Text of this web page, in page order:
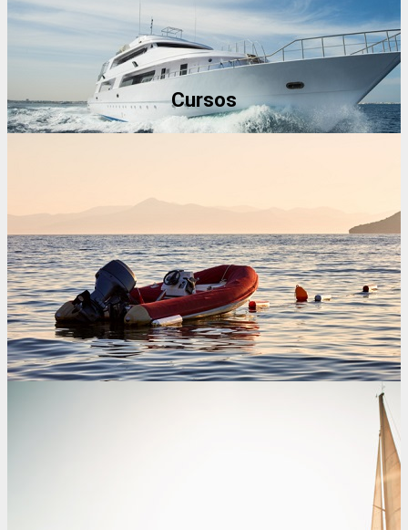
+ MÁS INFORMACIÓN
Capitán de Yate
+ MÁS INFORMACIÓN
Cursos